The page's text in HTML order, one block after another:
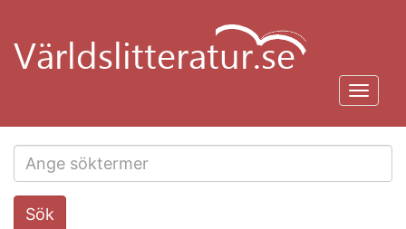
huvudinnehåll
Search
this
Sök